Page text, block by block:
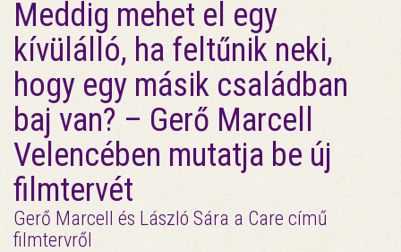
Meddig mehet el egy
kívülálló, ha feltűnik neki,
hogy egy másik családban
baj van? – Gerő Marcell
Velencében mutatja be új
filmtervét
Gerő Marcell és László Sára a Care című
filmtervről